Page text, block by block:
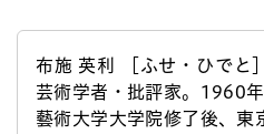
布施 英利 ［ふせ・ひでと］
芸術学者・批評家。1960
藝術大学大学院修了後、東